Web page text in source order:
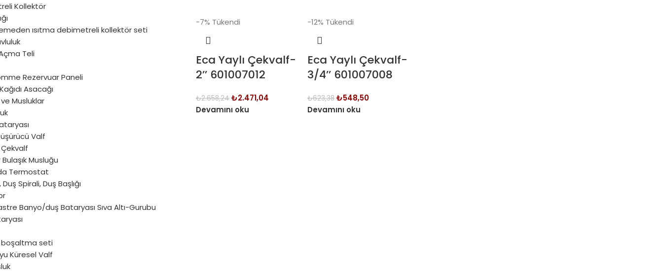
Kollektör
ısıtma debimetreli kollektör seti
Teli
Rezervuar Paneli
Asacağı
Musluklar
Valf
Musluğu
Termostat
Spirali, Duş Başlığı
Banyo/duş Bataryası Sıva Altı-Gurubu
boşaltma seti
Küresel Valf
-7% Tükendi
Eca Yaylı Çekvalf-
2’’ 601007012
₺2.658,24 ₺2.471,04
Devamını oku
-12% Tükendi
Eca Yaylı Çekvalf-
3/4’’ 601007008
₺623,38 ₺548,50
Devamını oku